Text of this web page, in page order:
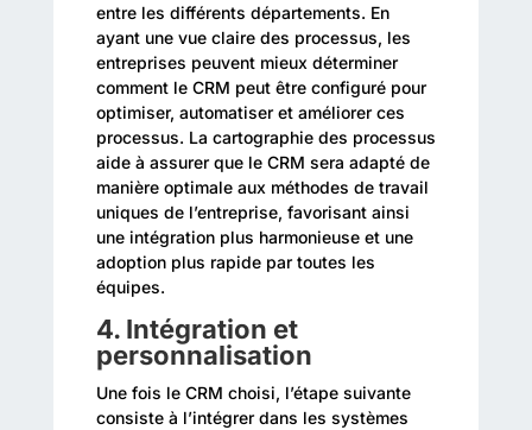
entre les différents départements. En
ayant une vue claire des processus, les
entreprises peuvent mieux déterminer
comment le CRM peut être configuré pour
optimiser, automatiser et améliorer ces
processus. La cartographie des processus
aide à assurer que le CRM sera adapté de
manière optimale aux méthodes de travail
uniques de l’entreprise, favorisant ainsi
une intégration plus harmonieuse et une
adoption plus rapide par toutes les
équipes.
4. Intégration et
personnalisation
Une fois le CRM choisi, l’étape suivante
consiste à l’intégrer dans les systèmes